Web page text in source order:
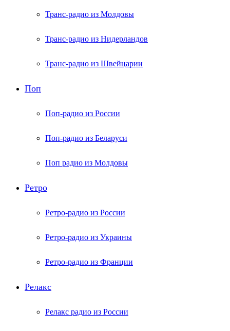
Транс-радио из Молдовы
Транс-радио из Нидерландов
Транс-радио из Швейцарии
Поп
Поп-радио из России
Поп-радио из Беларуси
Поп радио из Молдовы
Ретро
Ретро-радио из России
Ретро-радио из Украины
Ретро-радио из Франции
Релакс
Релакс радио из России